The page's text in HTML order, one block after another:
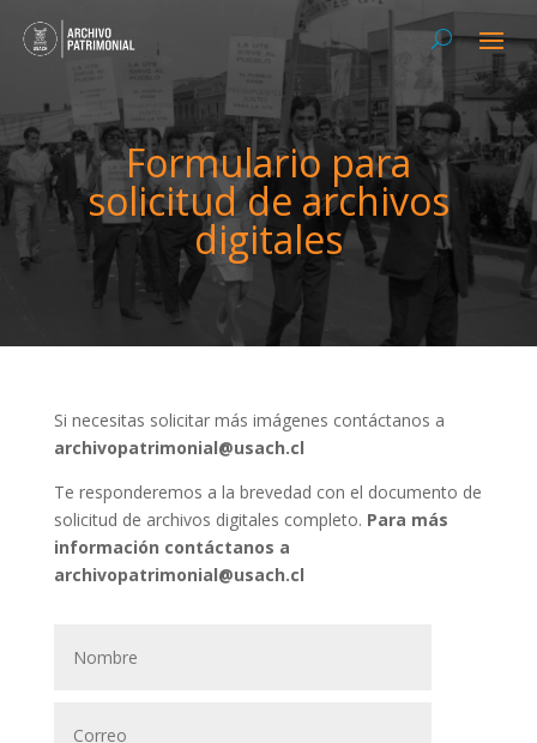
Formulario para
solicitud de archivos
digitales
Si necesitas solicitar más imágenes contáctanos a
archivopatrimonial@usach.cl
Te responderemos a la brevedad con el documento de
solicitud de archivos digitales completo. Para más
información contáctanos a
archivopatrimonial@usach.cl